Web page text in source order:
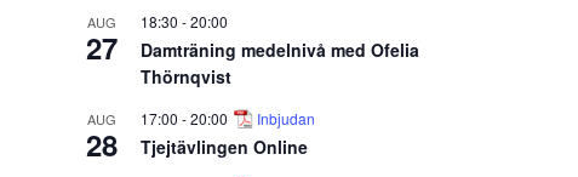
AUG
27
18:30 -20:00
Damträning medelnivå med Ofelia
Thörnqvist
AUG
28
17:00 -20:00 Inbjudan
Tjejtävlingen Online